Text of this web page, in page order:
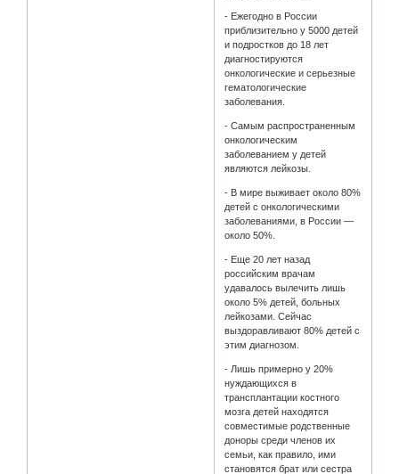
- Ежегодно в России
приблизительно у 5000 детей
и подростков до 18 лет
диагностируются
онкологические и серьезные
гематологические
заболевания.
- Самым распространенным
онкологическим
заболеванием у детей
являются лейкозы.
- В мире выживает около 80%
детей с онкологическими
заболеваниями, в России —
около 50%.
- Еще 20 лет назад
российским врачам
удавалось вылечить лишь
около 5% детей, больных
лейкозами. Сейчас
выздоравливают 80% детей с
этим диагнозом.
- Лишь примерно у 20%
нуждающихся в
трансплантации костного
мозга детей находятся
совместимые родственные
доноры среди членов их
семьи, как правило, ими
становятся брат или сестра